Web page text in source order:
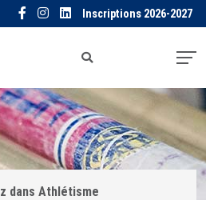
Inscriptions 2026-2027
dans Athlétisme